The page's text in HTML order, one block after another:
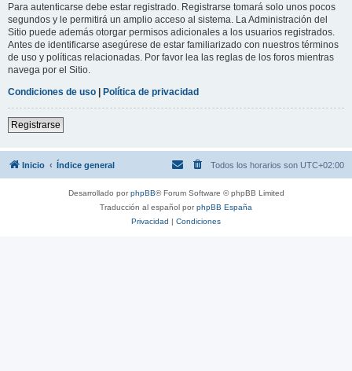
Para autenticarse debe estar registrado. Registrarse tomará solo unos pocos
segundos y le permitirá un amplio acceso al sistema. La Administración del
Sitio puede además otorgar permisos adicionales a los usuarios registrados.
Antes de identificarse asegúrese de estar familiarizado con nuestros términos
de uso y políticas relacionadas. Por favor lea las reglas de los foros mientras
navega por el Sitio.
Condiciones de uso | Política de privacidad
Registrarse
Inicio Índice general Todos los horarios son UTC+02:00
Desarrollado porphpBB® Forum Software © phpBB Limited
Traducción al español porphpBB España
Privacidad | Condiciones